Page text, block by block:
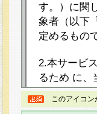
す。）に関
象者（以下
定めるもの
2.本サービ
るため に、
ト（以下「
ージを設け
このアイコ